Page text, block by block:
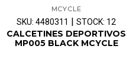
MCYCLE
SKU: 4480311 | STOCK: 12
CALCETINES DEPORTIVOS
MP005 BLACK MCYCLE